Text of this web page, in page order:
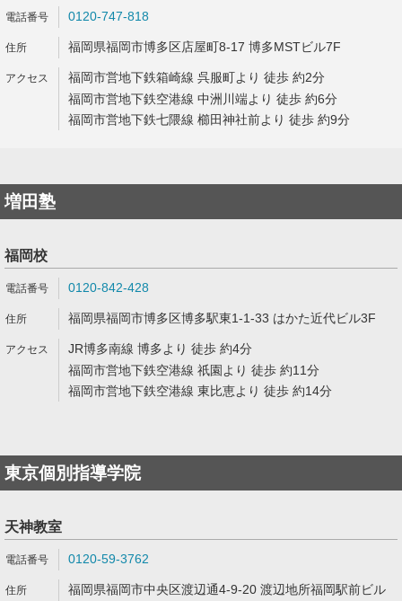
0120-747-818
福岡県福岡市博多区店屋町8-17 博多MSTビル7F
福岡市営地下鉄箱崎線 呉服町より 徒歩 約2分
福岡市営地下鉄空港線 中洲川端より 徒歩 約6分
福岡市営地下鉄七隈線 櫛田神社前より 徒歩 約9分
増田塾
福岡校
0120-842-428
福岡県福岡市博多区博多駅東1-1-33 はかた近代ビル3F
JR博多南線 博多より 徒歩 約4分
福岡市営地下鉄空港線 祇園より 徒歩 約11分
福岡市営地下鉄空港線 東比恵より 徒歩 約14分
東京個別指導学院
天神教室
0120-59-3762
福岡県福岡市中央区渡辺通4-9-20 渡辺地所福岡駅前ビル